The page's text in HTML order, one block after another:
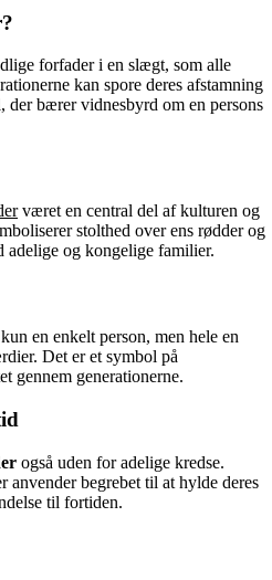
forfader i en slægt, som alle
kan spore deres afstamning
bærer vidnesbyrd om en persons
været en central del af kulturen og
stolthed over ens rødder og
adelige og kongelige familier.
en enkelt person, men hele en
Det er et symbol på
gennem generationerne.
også uden for adelige kredse.
anvender begrebet til at hylde deres
til fortiden.